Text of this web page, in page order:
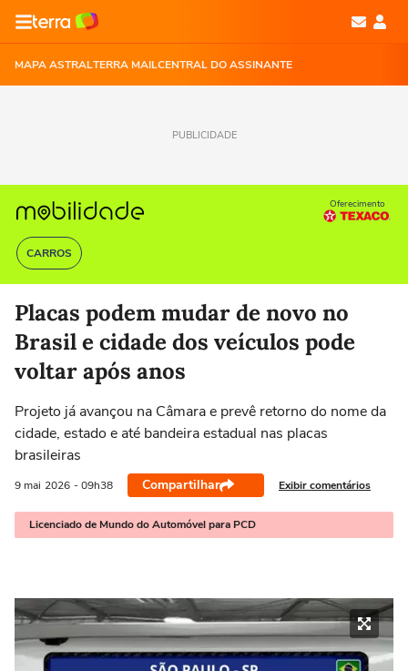
MAPA ASTRALTERRA MAILCENTRAL DO ASSINANTE
PUBLICIDADE
CARROS
Oferecimento
Placas podem mudar de novo no
Brasil e cidade dos veículos pode
voltar após anos
Projeto já avançou na Câmara e prevê retorno do nome da
cidade, estado e até bandeira estadual nas placas
brasileiras
9 mai 2026 - 09h38 Compartilhar Exibir comentários
Licenciado de Mundo do Automóvel para PCD